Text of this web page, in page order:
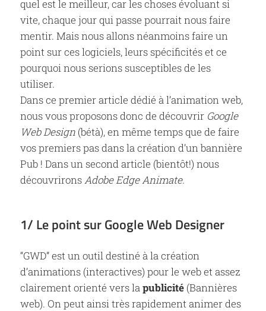
quel est le meilleur, car les choses évoluant si
vite, chaque jour qui passe pourrait nous faire
mentir. Mais nous allons néanmoins faire un
point sur ces logiciels, leurs spécificités et ce
pourquoi nous serions susceptibles de les
utiliser.
Dans ce premier article dédié à l’animation web,
nous vous proposons donc de découvrir Google
Web Design (bétà), en même temps que de faire
vos premiers pas dans la création d’un bannière
Pub ! Dans un second article (bientôt!) nous
découvrirons Adobe Edge Animate.
1/ Le point sur Google Web Designer
“GWD” est un outil destiné à la création
d’animations (interactives) pour le web et assez
clairement orienté vers lapublicité (Bannières
web). On peut ainsi très rapidement animer des